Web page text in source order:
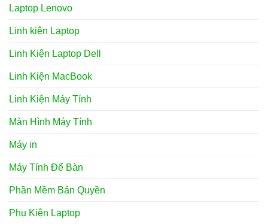
Laptop Lenovo
Linh kiện Laptop
Linh Kiện Laptop Dell
Linh Kiện MacBook
Linh Kiện Máy Tính
Màn Hình Máy Tính
Máy in
Máy Tính Để Bàn
Phần Mềm Bản Quyền
Phụ Kiện Laptop